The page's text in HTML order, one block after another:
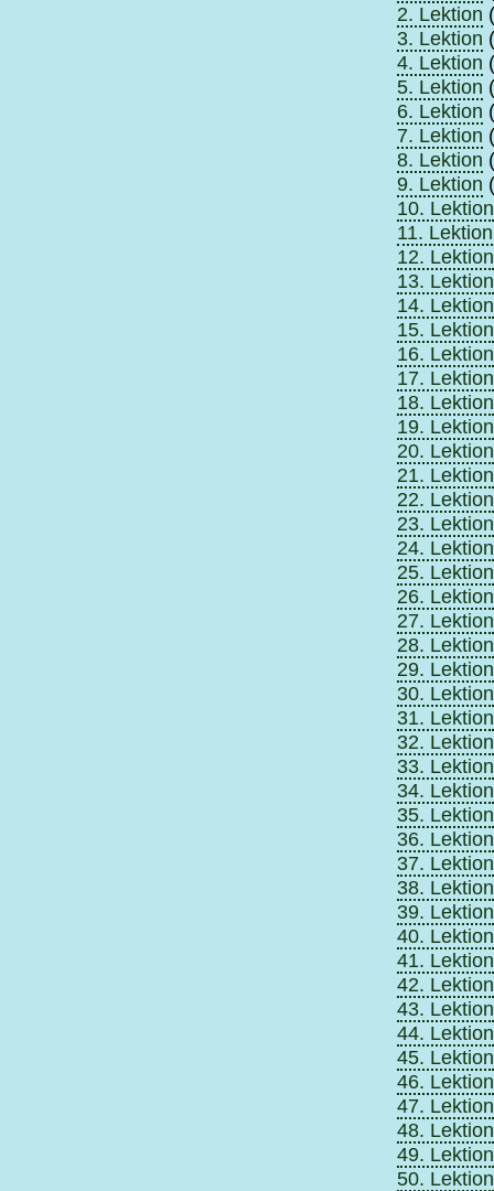
2. Lektion
3. Lektion
4. Lektion
5. Lektion
6. Lektion
7. Lektion
8. Lektion
9. Lektion
10. Lektion
11. Lektion
12. Lektion
13. Lektion
14. Lektion
15. Lektion
16. Lektion
17. Lektion
18. Lektion
19. Lektion
20. Lektion
21. Lektion
22. Lektion
23. Lektion
24. Lektion
25. Lektion
26. Lektion
27. Lektion
28. Lektion
29. Lektion
30. Lektion
31. Lektion
32. Lektion
33. Lektion
34. Lektion
35. Lektion
36. Lektion
37. Lektion
38. Lektion
39. Lektion
40. Lektion
41. Lektion
42. Lektion
43. Lektion
44. Lektion
45. Lektion
46. Lektion
47. Lektion
48. Lektion
49. Lektion
50. Lektion